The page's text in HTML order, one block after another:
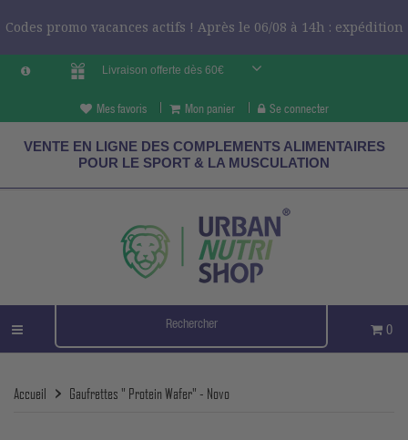
Codes promo vacances actifs ! Après le 06/08 à 14h : expédition
Livraison offerte dès 60€
Mes favoris Mon panier Se connecter
VENTE EN LIGNE DES COMPLEMENTS ALIMENTAIRES
POUR LE SPORT & LA MUSCULATION
0
Accueil Gaufrettes " Protein Wafer" - Novo